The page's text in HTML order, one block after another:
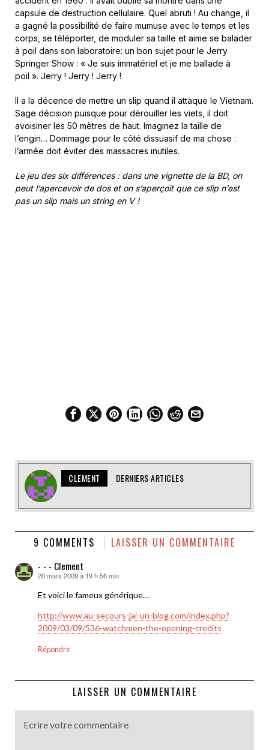
capsule de destruction cellulaire. Quel abruti ! Au change, il
a gagné la possibilité de faire mumuse avec le temps et les
corps, se téléporter, de moduler sa taille et aime se balader
à poil dans son laboratoire: un bon sujet pour le Jerry
Springer Show : « Je suis immatériel et je me ballade à
poil ». Jerry ! Jerry ! Jerry !
Il a la décence de mettre un slip quand il attaque le Vietnam.
Sage décision puisque pour dérouiller les viets, il doit
avoisiner les 50 mètres de haut. Imaginez la taille de
l’engin… Dommage pour le côté dissuasif de ma chose :
l’armée doit éviter des massacres inutiles.
Le jeu des six différences : dans une vignette de la BD, on
peut l’apercevoir de dos et on s’aperçoit que ce slip n’est
pas un slip mais un string en V !
CLEMENT DERNIERS ARTICLES
9 COMMENTS LAISSER UN COMMENTAIRE
- - - Clement
dit :
20 mars 2009 à 19 h 56 min
Et voici le fameux générique…
http://www.au-secours-jai-un-blog.com/index.php?
2009/03/09/536-watchmen-the-opening-credits
Répondre
LAISSER UN COMMENTAIRE